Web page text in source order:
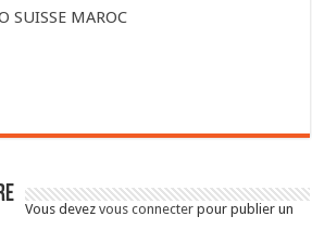
SUISSE MAROC
Vous devezvous connecter pour publier un